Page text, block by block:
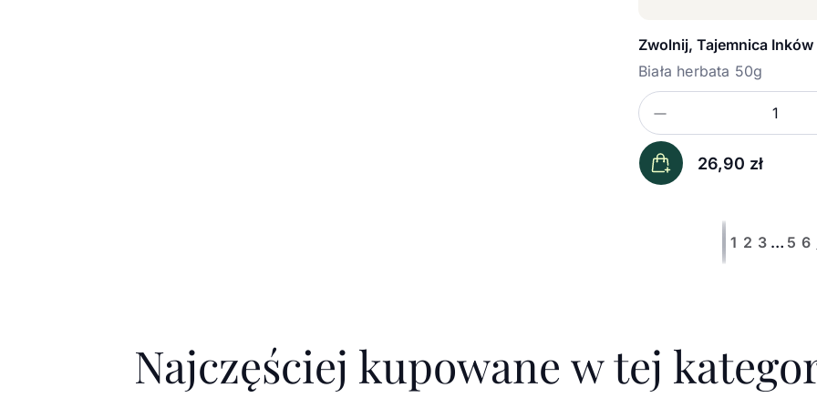
Zwolnij, Tajemnica Inków
Biała herbata 50g
26,90 zł
IlośćZmniejsz ilość
Pierwsza
Poprzednia
1 2 3 … 5 6
Najczęściej kupowane w tej